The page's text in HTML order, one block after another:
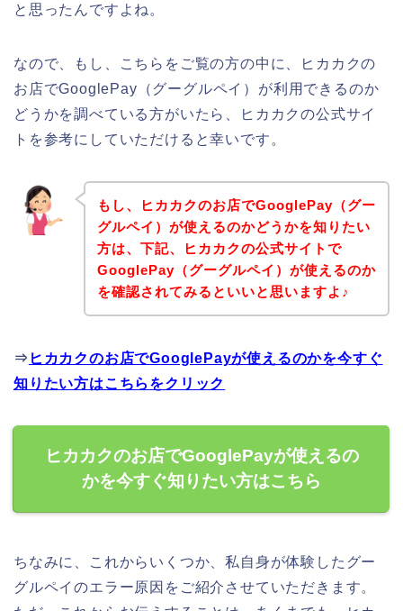
と思ったんですよね。
なので、もし、こちらをご覧の方の中に、ヒカカクの
お店でGooglePay（グーグルペイ）が利用できるのか
どうかを調べている方がいたら、ヒカカクの公式サイ
トを参考にしていただけると幸いです。
もし、ヒカカクのお店でGooglePay（グー
グルペイ）が使えるのかどうかを知りたい
方は、下記、ヒカカクの公式サイトで
GooglePay（グーグルペイ）が使えるのか
を確認されてみるといいと思いますよ♪
⇒ ヒカカクのお店でGooglePayが使えるのかを今すぐ
知りたい方はこちらをクリック
ヒカカクのお店でGooglePayが使えるの
かを今すぐ知りたい方はこちら
ちなみに、これからいくつか、私自身が体験したグー
グルペイのエラー原因をご紹介させていただきます。